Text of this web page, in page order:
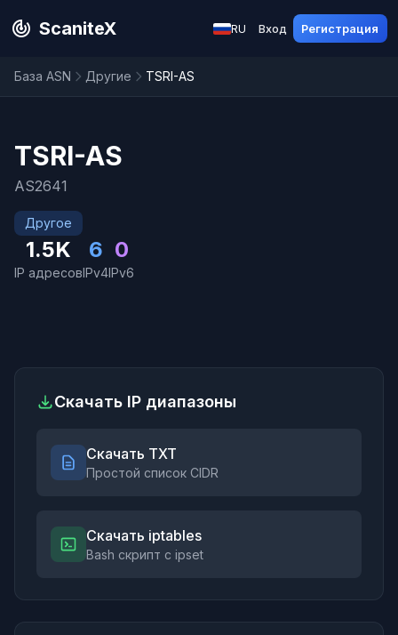
ScaniteX RU Вход Регистрация
База ASN Другие TSRI-AS
TSRI-AS
AS2641
Другое
1.5K
IP адресов
6
IPv4
0
IPv6
Скачать IP диапазоны
Скачать TXT
Простой список CIDR
Скачать iptables
Bash скрипт с ipset